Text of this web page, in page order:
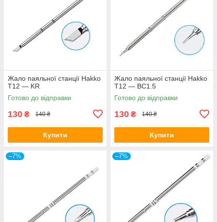
Жало паяльної станції Hakko
T12 — KR
Готово до відправки
130 ₴ 140 ₴
Купити
Жало паяльної станції Hakko
T12 — BC1.5
Готово до відправки
130 ₴ 140 ₴
Купити
–7% –7%